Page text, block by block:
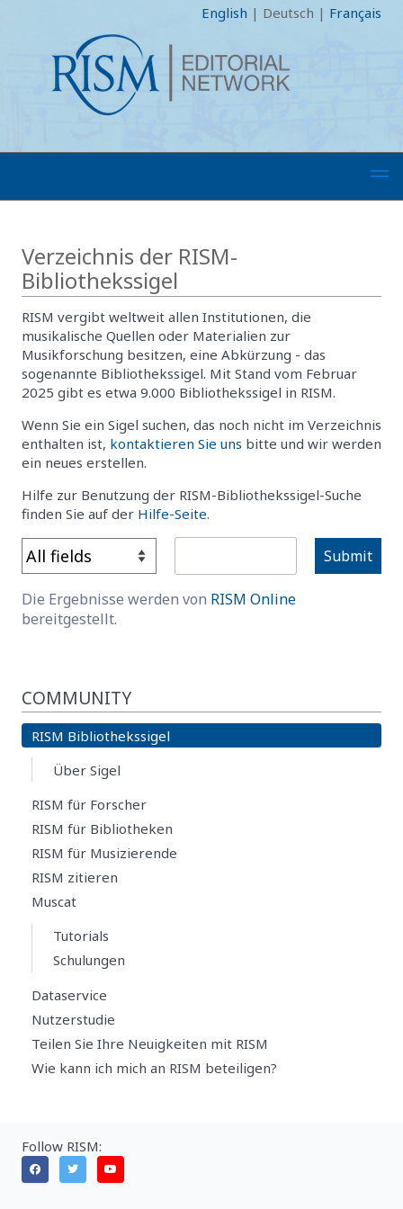
English | Deutsch | Français
Verzeichnis der RISM-
Bibliothekssigel
RISM vergibt weltweit allen Institutionen, die
musikalische Quellen oder Materialien zur
Musikforschung besitzen, eine Abkürzung - das
sogenannte Bibliothekssigel. Mit Stand vom Februar
2025 gibt es etwa 9.000 Bibliothekssigel in RISM.
Wenn Sie ein Sigel suchen, das noch nicht im Verzeichnis
enthalten ist, kontaktieren Sie uns bitte und wir werden
ein neues erstellen.
Hilfe zur Benutzung der RISM-Bibliothekssigel-Suche
finden Sie auf der Hilfe-Seite.
Submit
Die Ergebnisse werden von RISM Online
bereitgestellt.
COMMUNITY
RISM Bibliothekssigel
Über Sigel
RISM für Forscher
RISM für Bibliotheken
RISM für Musizierende
RISM zitieren
Muscat
Tutorials
Schulungen
Dataservice
Nutzerstudie
Teilen Sie Ihre Neuigkeiten mit RISM
Wie kann ich mich an RISM beteiligen?
Follow RISM: